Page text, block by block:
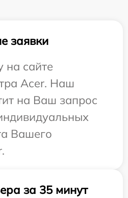
заявки
на сайте
Acer. Наш
на Ваш запрос
Вашего
за 35 минут